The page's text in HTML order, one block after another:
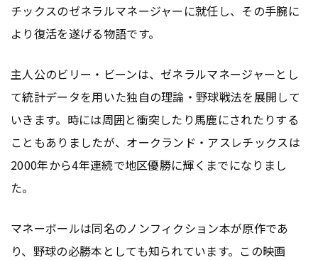
チックスのゼネラルマネージャーに就任し、その手腕に
より復活を遂げる物語です。
主人公のビリー・ビーンは、ゼネラルマネージャーとし
て統計データを用いた独自の理論・野球戦法を展開して
いきます。時には周囲と衝突したり馬鹿にされたりする
こともありましたが、オークランド・アスレチックスは
2000年から4年連続で地区優勝に輝くまでになりまし
た。
マネーボールは同名のノンフィクション本が原作であ
り、野球の必勝本としても知られています。この映画